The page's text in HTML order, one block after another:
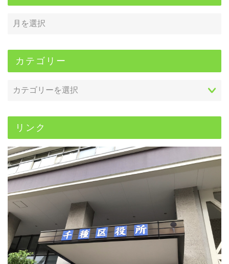
カテゴリー
リンク